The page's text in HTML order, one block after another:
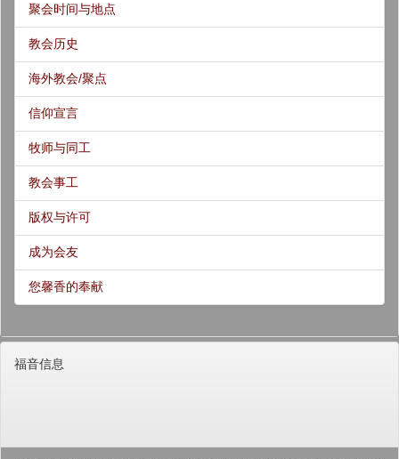
聚会时间与地点
教会历史
海外教会/聚点
信仰宣言
牧师与同工
教会事工
版权与许可
成为会友
您馨香的奉献
福音信息